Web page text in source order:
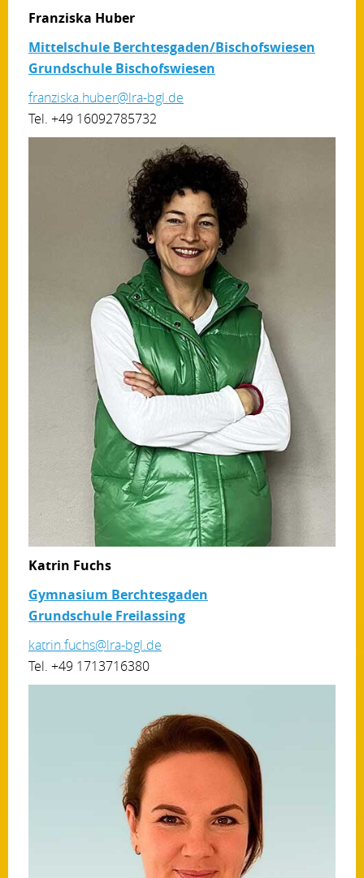
Franziska Huber
Mittelschule Berchtesgaden/Bischofswiesen
Grundschule Bischofswiesen
franziska.huber@lra-bgl.de
Tel. +49 16092785732
Katrin Fuchs
Gymnasium Berchtesgaden
Grundschule Freilassing
katrin.fuchs@lra-bgl.de
Tel. +49 1713716380